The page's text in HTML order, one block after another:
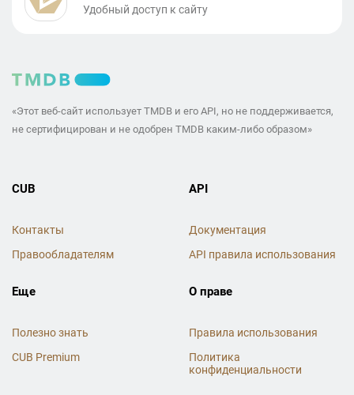
Удобный доступ к сайту
«Этот веб-сайт использует TMDB и его API, но не поддерживается,
не сертифицирован и не одобрен TMDB каким-либо образом»
CUB
Контакты
Правообладателям
API
Документация
API правила использования
Еще
Полезно знать
CUB Premium
О праве
Правила использования
Политика
конфиденциальности